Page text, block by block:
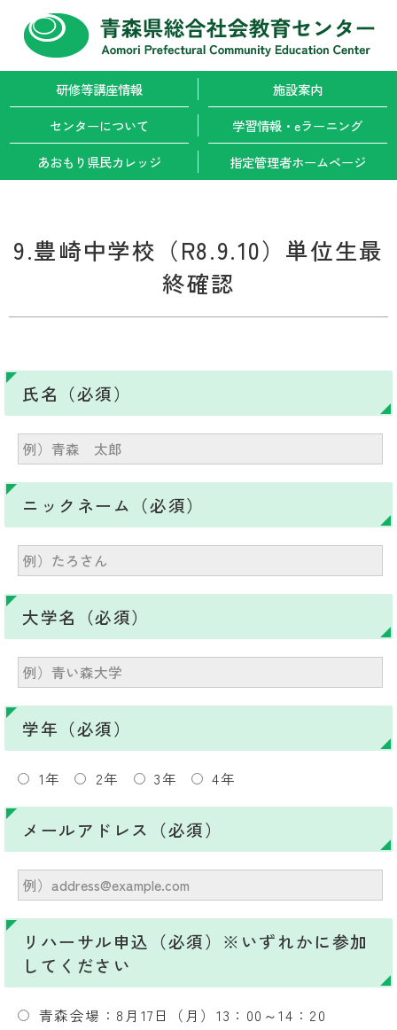
研修等講座情報
施設案内
センターについて
学習情報・ eラーニング
あおもり県民カレッジ
指定管理者ホームページ
9.豊崎中学校（R8.9.10）単位生最
終確認
氏名（必須）
ニックネーム（必須）
大学名（必須）
学年（必須）
1年 2年 3年 4年
メールアドレス（必須）
リハーサル申込（必須）※いずれかに参加
してください
青森会場：8月17日（月）13：00～14：20